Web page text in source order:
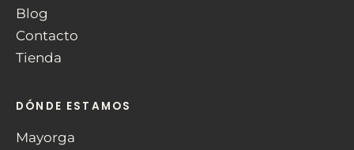
Blog
Contacto
Tienda
DÓNDE ESTAMOS
Mayorga